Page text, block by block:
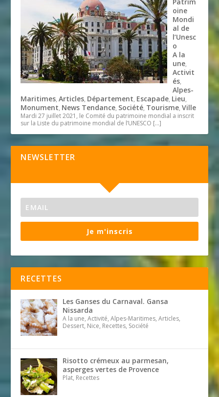
oine
Mondi
al de
l’Unesc
o
A la
une,
Activit
és,
Alpes-
Maritimes,Articles, Département, Escapade, Lieu,
Monument, News Tendance, Société, Tourisme,Ville
Mardi 27 juillet 2021, le Comité du patrimoine mondial a inscrit
sur la Liste du patrimoine mondial de l’UNESCO […]
NEWSLETTER
Je m'inscris
RECETTES
Les Ganses du Carnaval. Gansa
Nissarda
A la une, Activité, Alpes-Maritimes, Articles,
Dessert, Nice, Recettes, Société
Risotto crémeux au parmesan,
asperges vertes de Provence
Plat, Recettes